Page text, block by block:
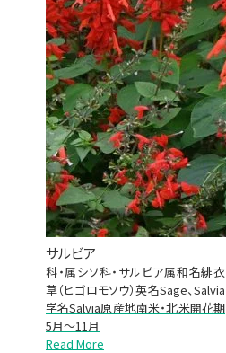
サルビア
科・属シソ科・サルビア属和名緋衣
草（ヒゴロモソウ）英名Sage、Salvia
学名Salvia原産地南米・北米開花期
5月～11月
Read More